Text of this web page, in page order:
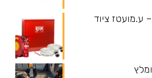
ע.מועטז ציוד